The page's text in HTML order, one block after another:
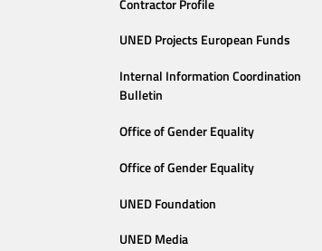
Contractor Profile
UNED Projects European Funds
Internal Information Coordination
Bulletin
Office of Gender Equality
Office of Gender Equality
UNED Foundation
UNED Media